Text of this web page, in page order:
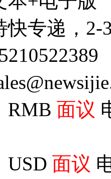
快专递，2-
RMB 面议
USD 面议